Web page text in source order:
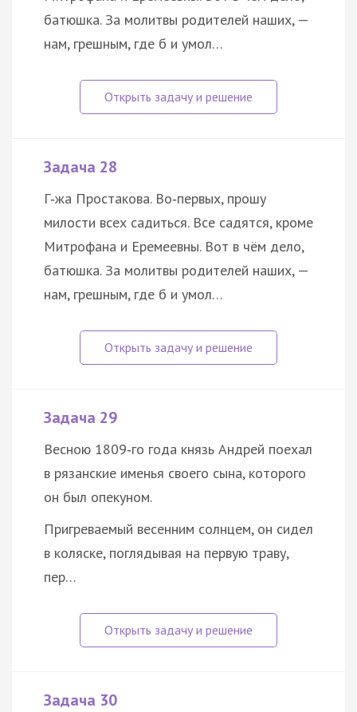
батюшка. За молитвы родителей наших, —
нам, грешным, где б и умол…
Задача 28
Г‑жа Простакова. Во‑первых, прошу
милости всех садиться. Все садятся, кроме
Митрофана и Еремеевны. Вот в чём дело,
батюшка. За молитвы родителей наших, —
нам, грешным, где б и умол…
Задача 29
Весною 1809‑го года князь Андрей поехал
в рязанские именья своего сына, которого
он был опекуном.
Пригреваемый весенним солнцем, он сидел
в коляске, поглядывая на первую траву,
пер…
Задача 30